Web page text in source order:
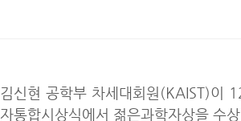
김신현 공학부 차세대회원(KAIST)이
자통합시상식에서 젊은과학자상을 수상